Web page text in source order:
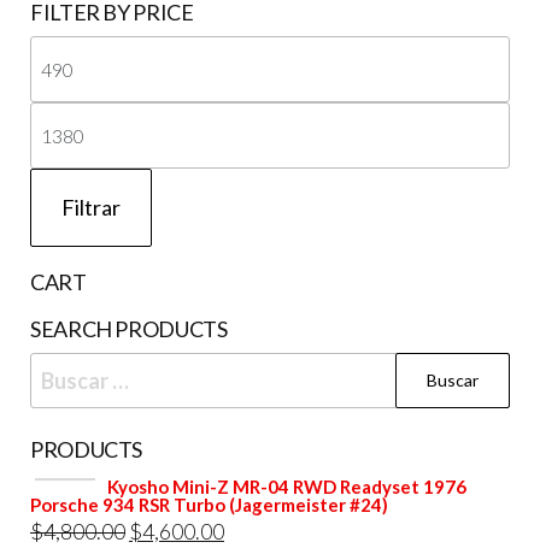
FILTER BY PRICE
Filtrar
CART
SEARCH PRODUCTS
Buscar:
PRODUCTS
Kyosho Mini-Z MR-04 RWD Readyset 1976
Porsche 934 RSR Turbo (Jagermeister #24)
$4,800.00 El
$4,600.00El